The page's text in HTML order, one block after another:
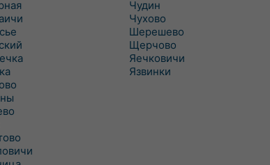
Чудин
Чухово
Шерешево
Щерчово
Яечковичи
Язвинки